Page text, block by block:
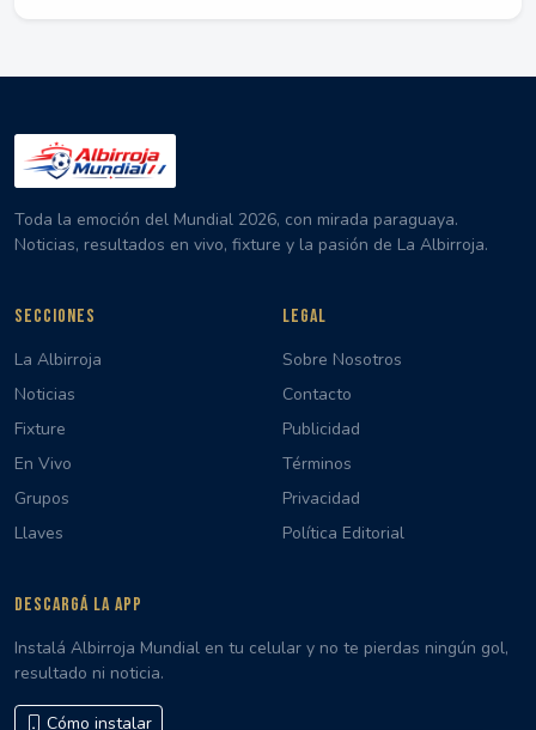
Toda la emoción del Mundial 2026, con mirada paraguaya.
Noticias, resultados en vivo, fixture y la pasión de La Albirroja.
SECCIONES
La Albirroja
Noticias
Fixture
En Vivo
Grupos
Llaves
LEGAL
Sobre Nosotros
Contacto
Publicidad
Términos
Privacidad
Política Editorial
DESCARGÁ LA APP
Instalá Albirroja Mundial en tu celular y no te pierdas ningún gol,
resultado ni noticia.
Cómo instalar